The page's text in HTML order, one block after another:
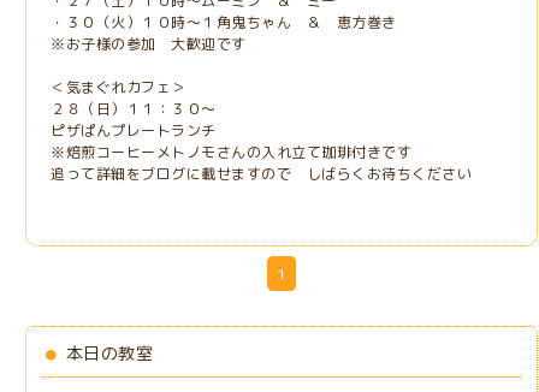
・３０（火）１０時～１角鬼ちゃん ＆ 恵方巻き
※お子様の参加 大歓迎です
＜気まぐれカフェ＞
２８（日）１１：３０～
ピザぱんプレートランチ
※焙煎コーヒーメトノモさんの入れ立て珈琲付きです
追って詳細をブログに載せますので しばらくお待ちください
1
本日の教室